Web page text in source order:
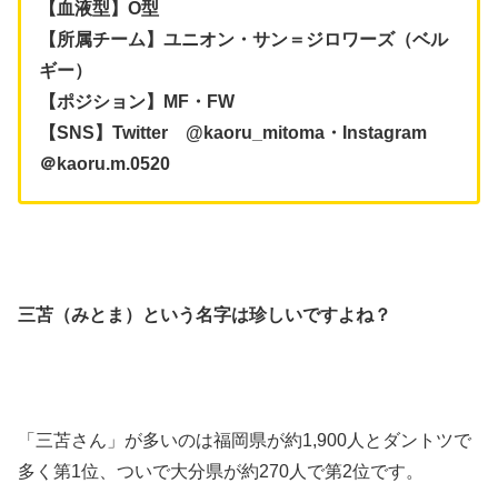
【血液型】O型
【所属チーム】ユニオン・サン＝ジロワーズ（ベル
ギー）
【ポジション】MF・FW
【SNS】Twitter @kaoru_mitoma・Instagram
＠kaoru.m.0520
三苫（みとま）という名字は珍しいですよね？
「三苫さん」が多いのは福岡県が約1,900人とダントツで
多く第1位、ついで大分県が約270人で第2位です。